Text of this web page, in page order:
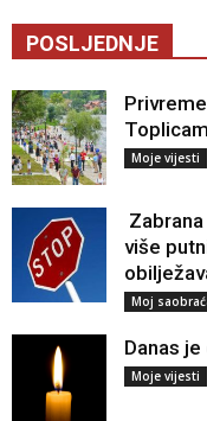
POSLJEDNJE
Moje vijesti
više
Moj
Danas
Moje vijesti